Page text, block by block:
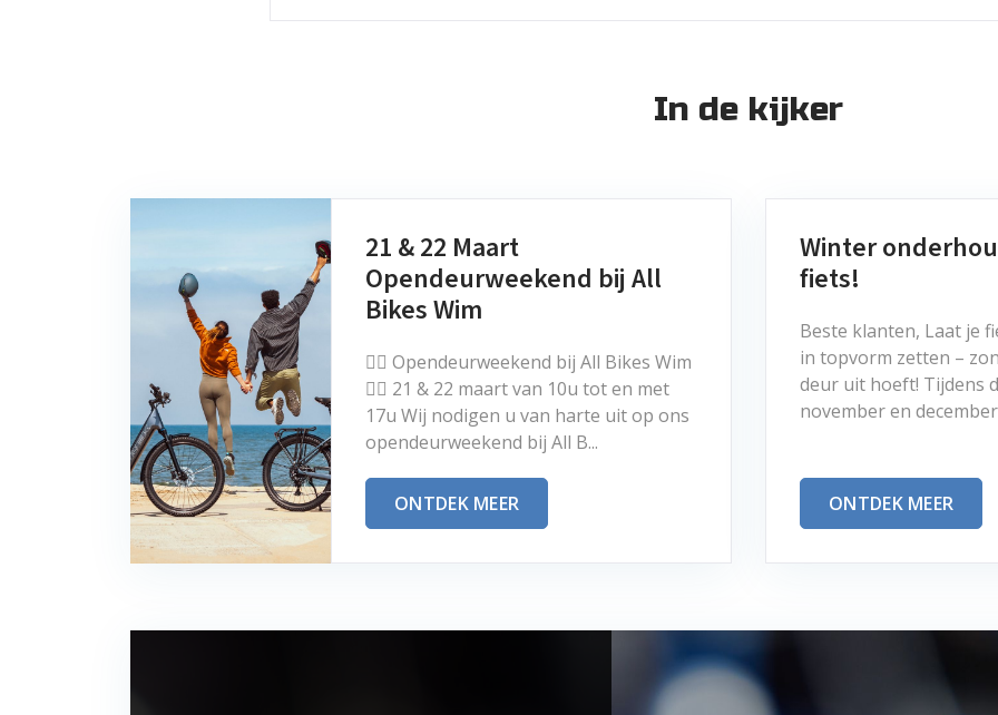
In de kijker
21 & 22 Maart
Opendeurweekend bij All
Bikes Wim
🚴‍♂️ Opendeurweekend bij All Bikes Wim
🚴‍♀️ 21 & 22 maart van 10u tot en met
17u Wij nodigen u van harte uit op ons
opendeurweekend bij All B...
ONTDEK MEER
Winter
fiets!
Beste klanten, Laat je
in topvorm zetten –
deur uit hoeft! Tijdens
november en
ONTDEK MEER